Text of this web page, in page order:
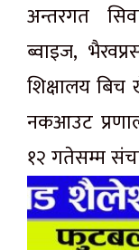
अन्तरगत
ब्वाइज,
शिक्षालय
नकआउट
१२ गतेसम्म